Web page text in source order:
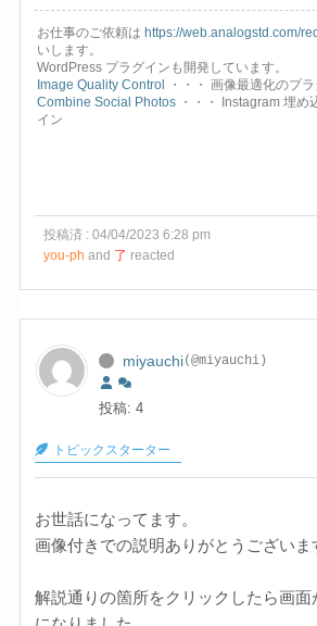
お仕事のご依頼は https://web.analogstd.com/
いします。
WordPress プラグインも開発しています。
Image Quality Control
・・・ 画像最適化のプ
Combine Social Photos・・・ Instagram 埋め
イン
投稿済 : 04/04/2023 6:28 pm
you-ph and 了 reacted
miyauchi(@miyauchi)
投稿: 4
トピックスターター
お世話になってます。
画像付きでの説明ありがとうございま
解説通りの箇所をクリックしたら画面